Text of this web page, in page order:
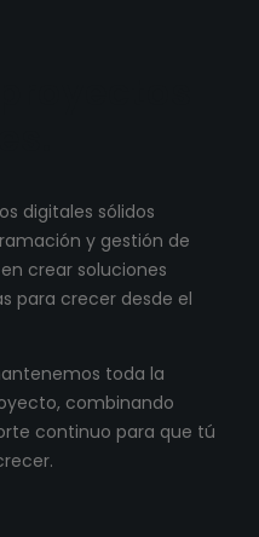
digitales sólidos
y gestión de
crear soluciones
para crecer desde el
toda la
combinando
continuo para que tú